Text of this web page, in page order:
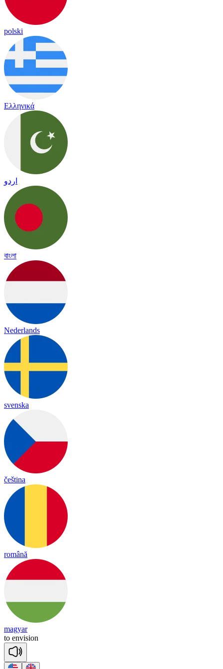
polski
Ελληνικά
اردو
বাংলা
Nederlands
svenska
čeština
română
magyar
to envision